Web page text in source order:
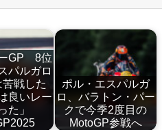
GP 8位
パルガロ
苦戦した
良いレー
た」
ポル・エスパルガ
ロ、バラトン・パー
クで今季2度目の
MotoGP参戦へ